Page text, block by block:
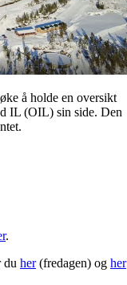
å holde en oversikt
IL (OIL) sin side. Den
.
du her(fredagen) og her